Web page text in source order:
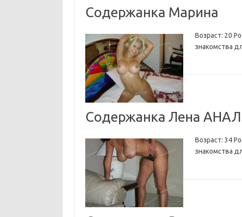
Содержанка Марина
Возраст: 20
знакомства
Содержанка Лена АНАЛ
Возраст: 34
знакомства